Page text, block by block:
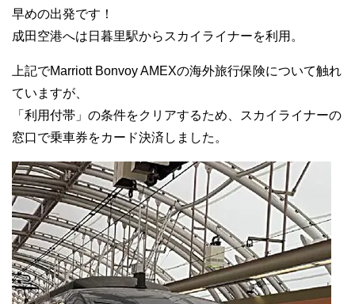
早めの出発です！
成田空港へは日暮里駅からスカイライナーを利用。
上記でMarriott Bonvoy AMEXの海外旅行保険について触れ
ていますが、
「利用付帯」の条件をクリアするため、スカイライナーの
窓口で乗車券をカード決済しました。